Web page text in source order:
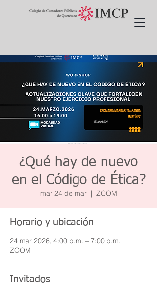
¿Qué hay de nuevo
en el Código de Ética?
mar 24 de mar
  |
ZOOM
Horario y ubicación
24 mar 2026, 4:00 p.m. – 7:00 p.m.
ZOOM
Invitados